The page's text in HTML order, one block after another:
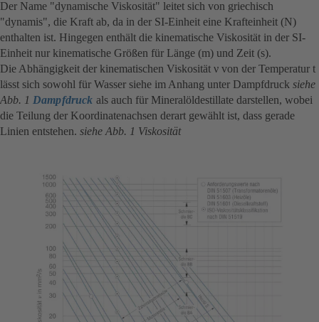
Der Name "dynamische Viskosität" leitet sich von griechisch
"dynamis", die Kraft ab, da in der SI-Einheit eine Krafteinheit (N)
enthalten ist. Hingegen enthält die kinematische Viskosität in der SI-
Einheit nur kinematische Größen für Länge (m) und Zeit (s).
Die Abhängigkeit der kinematischen Viskosität ν von der Temperatur t
lässt sich sowohl für Wasser siehe im Anhang unter Dampfdruck siehe
Abb. 1 Dampfdruck als auch für Mineralöldestillate darstellen, wobei
die Teilung der Koordinatenachsen derart gewählt ist, dass gerade
Linien entstehen. siehe Abb. 1 Viskosität